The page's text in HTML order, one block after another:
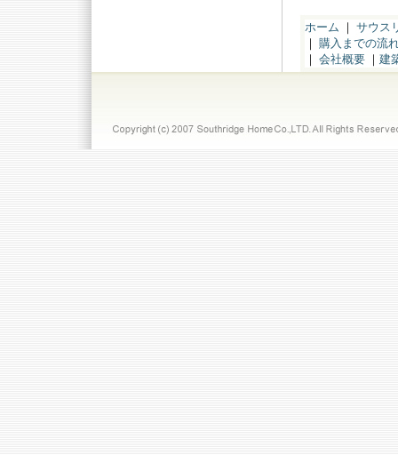
ホーム ｜ サウス
｜ 購入までの流
｜ 会社概要｜ 建